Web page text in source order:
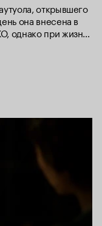
открывшего
она внесена в
однако при жизни
со стороны
обманщика.